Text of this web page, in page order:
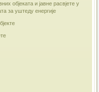
објеката и јавне расвјете у
за уштеду енергије